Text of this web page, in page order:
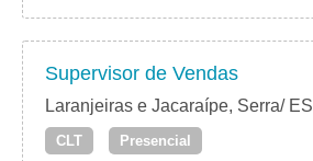
Supervisor de Vendas
Laranjeiras e Jacaraípe, Serra/ ES
CLT Presencial